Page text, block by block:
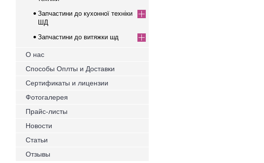
Запчастини до кухонної техніки
ШД
Запчастини до витяжки шд
О нас
Способы Оплты и Доставки
Сертификаты и лицензии
Фотогалерея
Прайс-листы
Новости
Статьи
Отзывы